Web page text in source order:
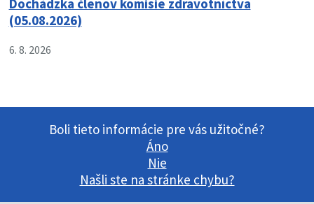
(05.08.2026)
6. 8. 2026
Boli tieto informácie pre vás užitočné?
Áno
Nie
Našli ste na stránke chybu?